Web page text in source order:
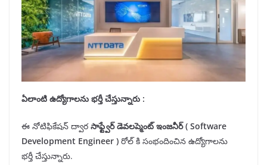
ఏలాంటి ఉద్యోగాలను భర్తీచేస్తున్నారు :
ఈ నోటిఫికేషన్ ద్వారసాఫ్ట్వేర్ డెవలప్మెంట్ ఇంజనీర్( Software
Development Engineer ) రోల్ కి సంభందించిన ఉద్యోగాలను
భర్తీ చేస్తున్నారు.